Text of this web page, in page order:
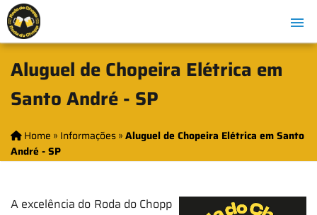
Aluguel de Chopeira Elétrica em
Santo André - SP
Home » Informações»Aluguel de Chopeira Elétrica em Santo
André - SP
A excelência do Roda do Chopp